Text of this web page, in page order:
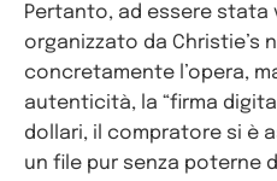
Pertanto, ad essere stata
organizzato da Christie’s
concretamente l’opera,
autenticità, la “firma
dollari, il compratore si è
un file pur senza poterne